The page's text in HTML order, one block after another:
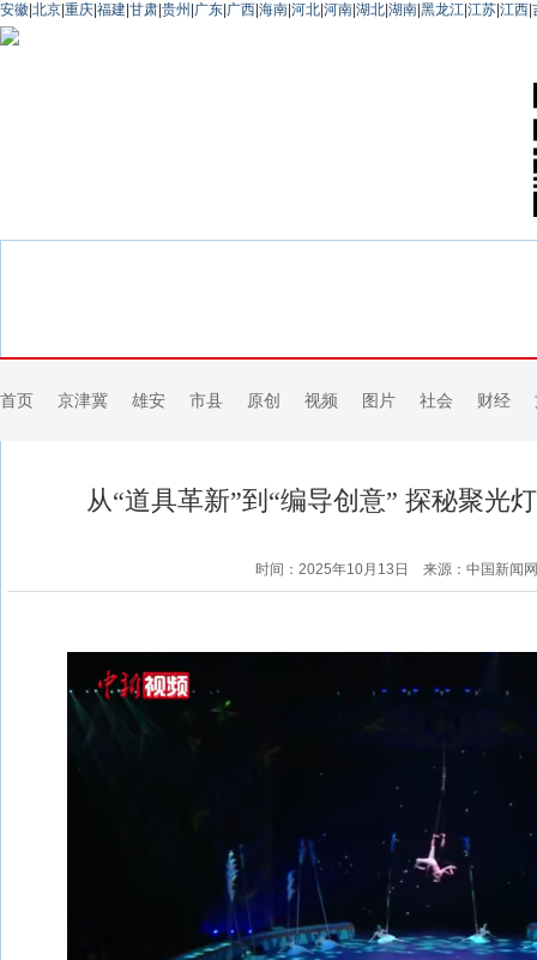
安徽 北京 重庆 福建 甘肃 贵州 广东 广西 海南 河北 河南 湖北 湖南 黑龙江 江苏 江西
首页 京津冀 雄安 市县 原创 视频 图片 社会 财经
从“道具革新”到“编导创意” 探秘聚光
时间：2025年10月13日 来源：中国新闻网